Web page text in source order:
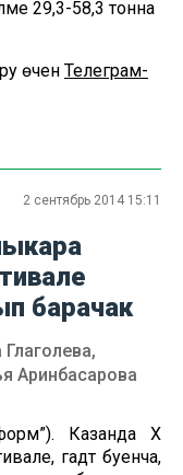
29,3-58,3 тонна
өчен Телеграм-
2 сентябрь 2014 15:11
барачак
Аринбасарова
Казанда Х
гадәт буенча,